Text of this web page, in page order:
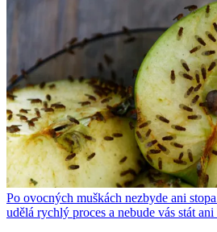
Po ovocných muškách nezbyde ani
udělá rychlý proces a nebude vás stát